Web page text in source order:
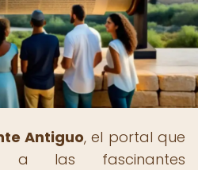
Antiguo, el portal que
a las fascinantes